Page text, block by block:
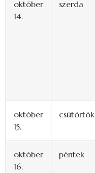
október
14.
szerda
október
15.
csütörtök
október
16.
péntek